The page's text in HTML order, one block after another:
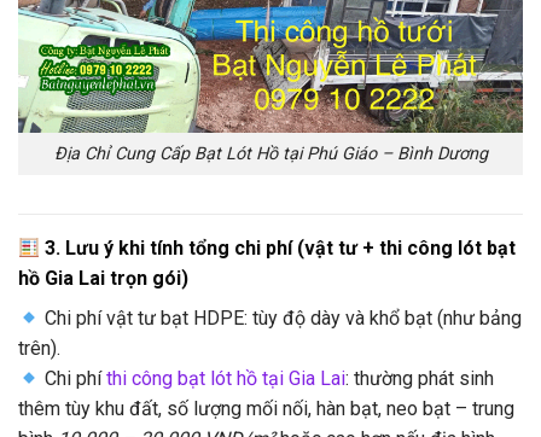
Địa Chỉ Cung Cấp Bạt Lót Hồ tại Phú Giáo – Bình Dương
3. Lưu ý khi tính tổng chi phí (vật tư + thi công lót bạt
hồ Gia Lai trọn gói)
Chi phí vật tư bạt HDPE: tùy độ dày và khổ bạt (như bảng
trên).
Chi phíthi công bạt lót hồ tại Gia Lai: thường phát sinh
thêm tùy khu đất, số lượng mối nối, hàn bạt, neo bạt – trung